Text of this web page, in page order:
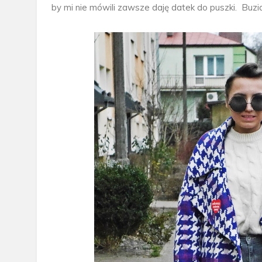
by mi nie mówili zawsze daję datek do puszki.